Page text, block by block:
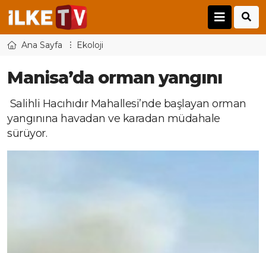
Ana Sayfa Ekoloji
Manisa’da orman yangını
Salihli Hacıhıdır Mahallesi’nde başlayan orman
yangınına havadan ve karadan müdahale
sürüyor.